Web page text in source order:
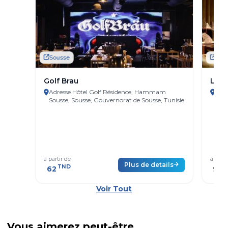
Sousse
Golf Brau
Adresse Hôtel Golf Résidence, Hammam
Sousse, Sousse, Gouvernorat de Sousse, Tunisie
à partir de
62 TND Plus de details
à
99
Voir Tout